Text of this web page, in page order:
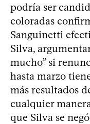
podría ser
coloradas
Sanguinetti
Silva,
mucho” si
hasta marzo
más resultados
cualquier
que Silva se